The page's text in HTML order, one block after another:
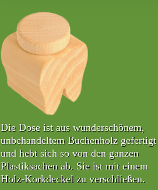
Die Dose ist aus wunderschönem,
unbehandeltem Buchenholz gefertigt
und hebt sich so von den ganzen
Plastiksachen ab. Sie ist mit einem
Holz-Korkdeckel zu verschließen.